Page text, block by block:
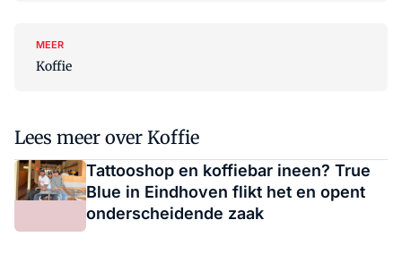
MEER
Koffie
Lees meer over Koffie
Tattooshop en koffiebar ineen? True
Blue in Eindhoven flikt het en opent
onderscheidende zaak